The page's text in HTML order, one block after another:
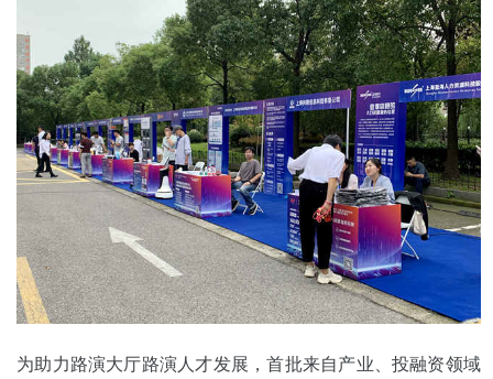
为助力路演大厅路演人才发展，首批来自产业、投融资领域